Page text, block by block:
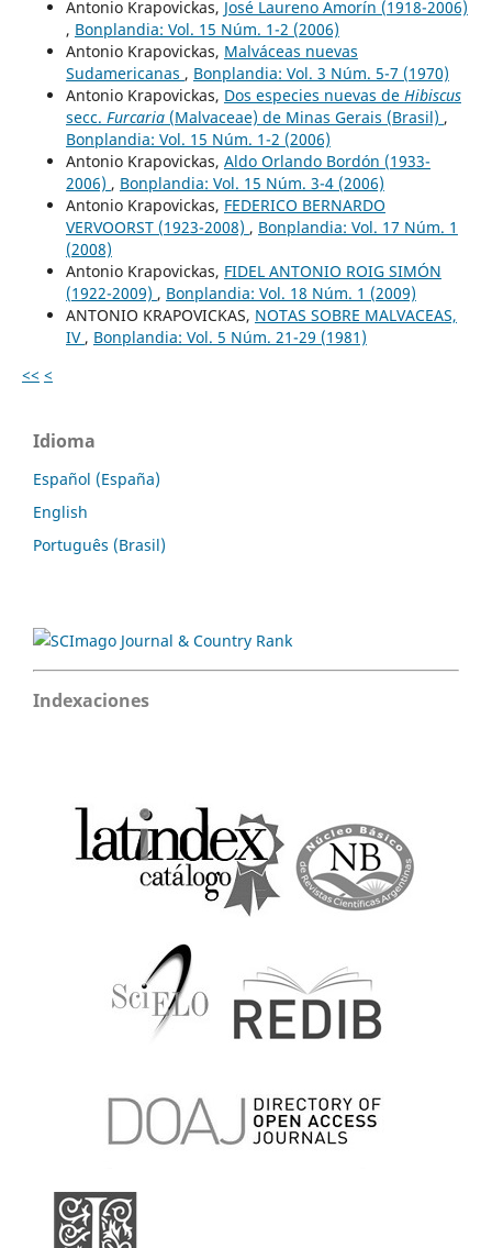
Antonio Krapovickas, José Laureno Amorín (1918-2006)
, Bonplandia: Vol. 15 Núm. 1-2 (2006)
Antonio Krapovickas, Malváceas nuevas
Sudamericanas , Bonplandia: Vol. 3 Núm. 5-7 (1970)
Antonio Krapovickas, Dos especies nuevas de Hibiscus
secc. Furcaria(Malvaceae) de Minas Gerais (Brasil) ,
Bonplandia: Vol. 15 Núm. 1-2 (2006)
Antonio Krapovickas, Aldo Orlando Bordón (1933-
2006) , Bonplandia: Vol. 15 Núm. 3-4 (2006)
Antonio Krapovickas, FEDERICO BERNARDO
VERVOORST (1923-2008) , Bonplandia: Vol. 17 Núm. 1
(2008)
Antonio Krapovickas, FIDEL ANTONIO ROIG SIMÓN
(1922-2009) , Bonplandia: Vol. 18 Núm. 1 (2009)
ANTONIO KRAPOVICKAS, NOTAS SOBRE MALVACEAS,
IV , Bonplandia: Vol. 5 Núm. 21-29 (1981)
<< <
Idioma
Español (España)
English
Português (Brasil)
Indexaciones